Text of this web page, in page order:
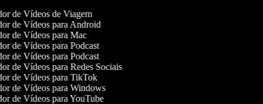
de Vídeos de Viagem
de Vídeos para Android
de Vídeos para Mac
de Vídeos para Podcast
de Vídeos para Podcast
de Vídeos para Redes Sociais
de Vídeos para TikTok
de Vídeos para Windows
de Vídeos para YouTube